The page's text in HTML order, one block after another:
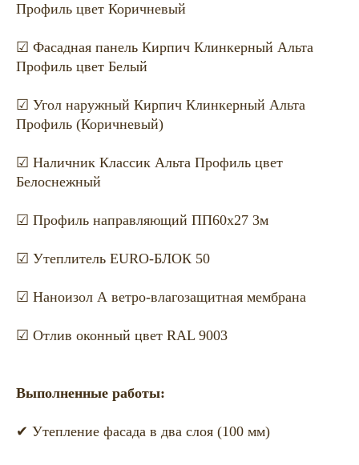
Профиль цвет Коричневый
☑ Фасадная панель Кирпич Клинкерный Альта
Профиль цвет Белый
☑ Угол наружный Кирпич Клинкерный Альта
Профиль (Коричневый)
☑ Наличник Классик Альта Профиль цвет
Белоснежный
☑ Профиль направляющий ПП60х27 3м
☑ Утеплитель EURO-БЛОК 50
☑ Наноизол А ветро-влагозащитная мембрана
☑ Отлив оконный цвет RAL 9003
Выполненные работы:
✔ Утепление фасада в два слоя (100 мм)